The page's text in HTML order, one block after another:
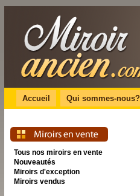
Accueil Qui sommes-nous?
Tous nos miroirs en vente
Nouveautés
Miroirs d'exception
Miroirs vendus